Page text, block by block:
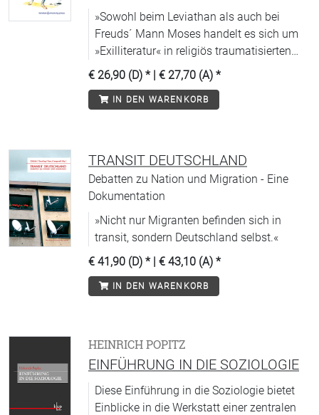
»Sowohl beim Leviathan als auch bei
Freuds´ Mann Moses handelt es sich um
»Exilliteratur« in religiös traumatisierten
Zeiten. Es überrascht daher nicht, dass
beide über lange Strecken das identische
Mythosmaterial bearbeiten, insbesondere
Berg Sinai mit dem religiösen Bilderverbot
und dem Tanz um das Goldene Kalb.
Damit können wir - so die hier vertretene
These - im Leviathan-Titelbild auch nicht
mehr nur ein politisches Totem und eine
(gewaltsame) Szene der politischen
Gemeinschaftsbildung sehen, sondern
müssen zugleich die Szene einer religiösen
Gemeinschaftsbildung erkennen, die uns
same man«.«
€ 26,90 (D) * | € 27,70 (A) *
IN DEN WARENKORB
TRANSIT DEUTSCHLAND
Debatten zu Nation und Migration - Eine
Dokumentation
»Nicht nur Migranten befinden sich in
transit, sondern Deutschland selbst.«
€ 41,90 (D) * | € 43,10 (A) *
IN DEN WARENKORB
HEINRICH POPITZ
EINFÜHRUNG IN DIE SOZIOLOGIE
Diese Einführung in die Soziologie bietet
Einblicke in die Werkstatt einer zentralen